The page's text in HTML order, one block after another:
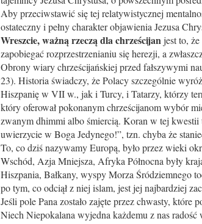
Aby przeciwstawić się tej relatywistycznej
ostateczny i pełny charakter objawienia Jezusa
Wreszcie, ważną rzeczą dla chrześcijan jest to,
zapobiegać rozprzestrzenianiu się herezji, a
Obrony wiary chrześcijańskiej przed fałszywymi
23). Historia świadczy, że Polacy szczególnie
Hiszpanię w VII w., jak i Turcy, i Tatarzy, którzy
który oferował pokonanym chrześcijanom wybór
zwanym dhimmi albo śmiercią. Koran w tej kwestii
uwierzycie w Boga Jedynego!”, tzn. chyba że
To, co dziś nazywamy Europą, było przez wieki
Wschód, Azja Mniejsza, Afryka Północna były
Hiszpania, Bałkany, wyspy Morza Śródziemnego
po tym, co odciął z niej islam, jest jej najbardziej
Jeśli pole Pana zostało zajęte przez chwasty, które
Niech Niepokalana wyjedna każdemu z nas